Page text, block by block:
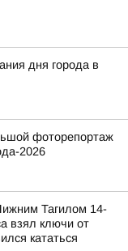
дня города в
фоторепортаж
2026
Тагилом 14-
взял ключи от
кататься